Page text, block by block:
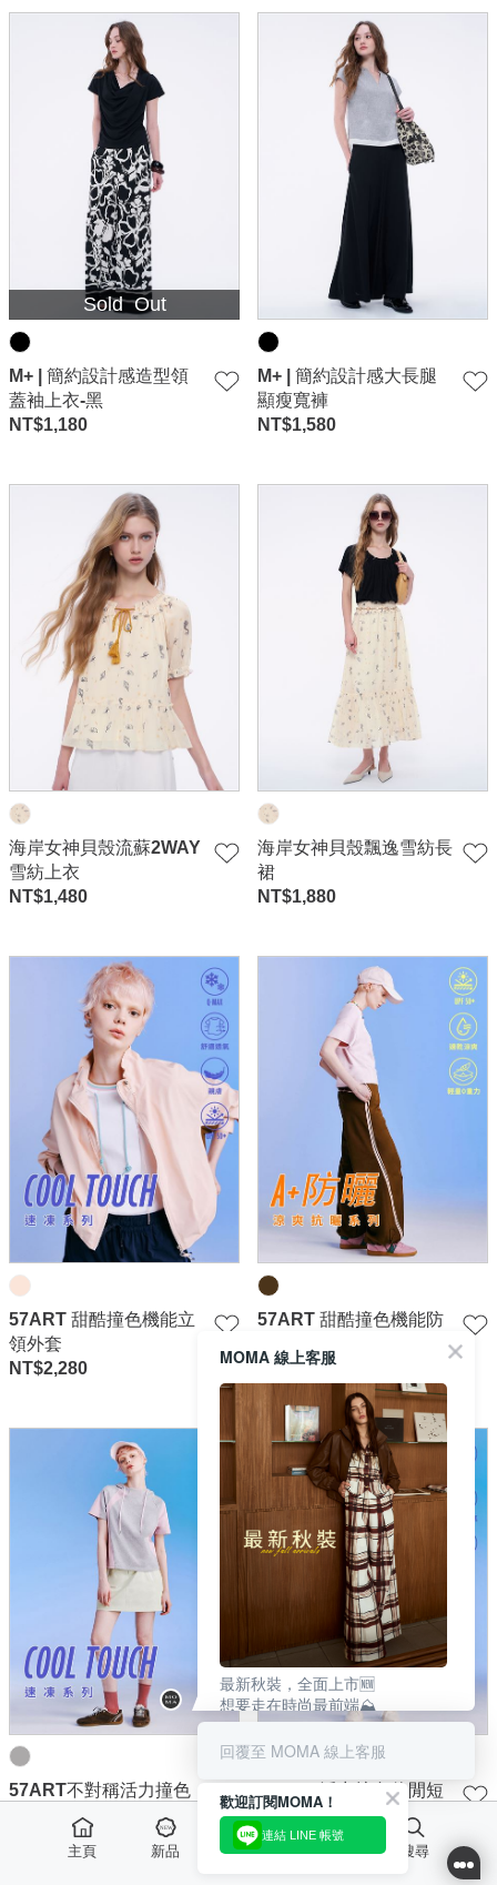
Sold Out
M+ | 簡約設計感造型領
蓋袖上衣-黑
NT$1,180
M+ | 簡約設計感大長腿
顯瘦寬褲
NT$1,580
海岸女神貝殼流蘇2WAY
雪紡上衣
NT$1,480
海岸女神貝殼飄逸雪紡長
裙
NT$1,880
57ART 甜酷撞色機能立
領外套
NT$2,280
57ART 甜酷撞色機能防
NT$1,780
57ART不對稱活力撞色
連帽休閒上衣
1,380
57ART 活力撞色休閒短
褲
NT$1,480
主頁 新品 最愛 活動 搜尋
MOMA 線上客服
最新秋裝，全面上市🆕
想要走在時尚最前端⛰️
必須搶先一個季別選購🛍️
這樣在秋季來臨，立馬出彩🌟
| SEE MORE✨ |
回覆至 MOMA 線上客服
歡迎訂閱MOMA！
連結 LINE 帳號